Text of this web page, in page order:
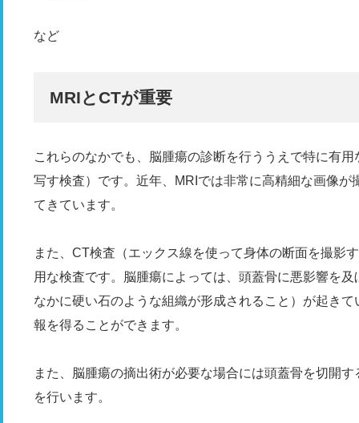
など
MRIとCTが重要
これらのなかでも、脳腫瘍の診断を行ううえで特に有
写す検査）です。近年、MRIでは非常に高精細な画像
てきています。
また、CT検査（エックス線を使って身体の断面を撮影
用な検査です。脳腫瘍によっては、頭蓋骨に悪影響を
なかに硬い石のような組織が形成されること）が起き
報を得ることができます。
また、脳腫瘍の摘出術が必要な場合には頭蓋骨を切開
を行います。